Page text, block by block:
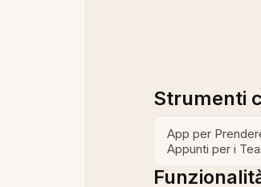
Strumenti
App per
Appunti per i